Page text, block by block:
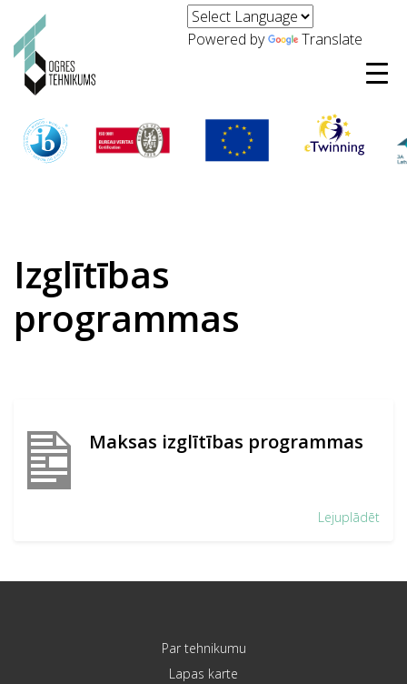
Powered by Translate
Izglītības
programmas
Maksas izglītības programmas
Lejuplādēt
Par tehnikumu
Lapas karte